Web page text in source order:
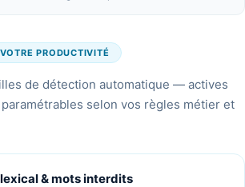
PRODUCTIVITÉ
de détection automatique — actives
selon vos règles métier et
& mots interdits